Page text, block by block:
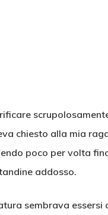
chiesto alla mia
poco per volta
addosso.
sembrava